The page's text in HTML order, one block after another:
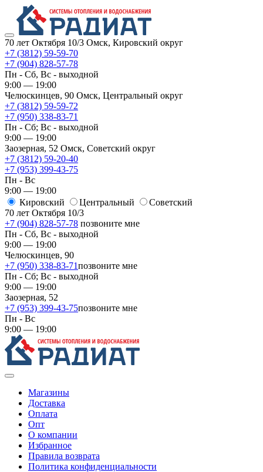
70 лет Октября 10/3 Омск, Кировский округ
+7 (3812) 59-59-70
+7 (904) 828-57-78
Пн - Сб, Вс - выходной
9:00 — 19:00
Челюскинцев, 90 Омск, ​Центральный округ
+7 (3812) 59-59-72
+7 (950) 338-83-71
Пн - Сб; Вс - выходной
9:00 — 19:00
Заозерная, 52 Омск, ​Советский округ
+7 (3812) 59-20-40
+7 (953) 399-43-75
Пн - Вс
9:00 — 19:00
Кировский
​Центральный
​Советский
70 лет Октября 10/3
+7 (904) 828-57-78 позвоните мне
Пн - Сб, Вс - выходной
9:00 — 19:00
Челюскинцев, 90
+7 (950) 338-83-71позвоните мне
Пн - Сб; Вс - выходной
9:00 — 19:00
Заозерная, 52
+7 (953) 399-43-75позвоните мне
Пн - Вс
9:00 — 19:00
Магазины
Доставка
Оплата
Опт
О компании
Избранное
Правила возврата
Политика конфиденциальности